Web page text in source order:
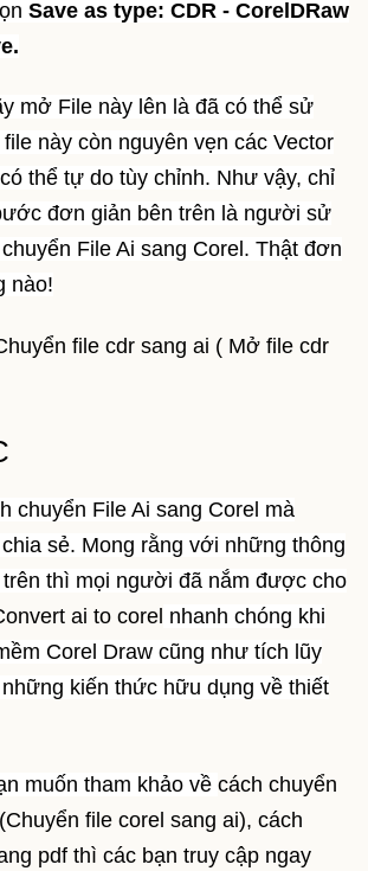
Save as type: CDR - CorelDRaw
mở File này lên là đã có thể sử
này còn nguyên vẹn các Vector
thể tự do tùy chỉnh. Như vậy, chỉ
đơn giản bên trên là người sử
File Ai sang Corel. Thật đơn
nào!
file cdr sang ai ( Mở file cdr
chuyển File Ai sang Corel mà
sẻ. Mong rằng với những thông
thì mọi người đã nắm được cho
ai to corel nhanh chóng khi
Corel Draw cũng như tích lũy
kiến thức hữu dụng về thiết
muốn tham khảo về cách chuyển
file corel sang ai), cách
pdf thì các bạn truy cập ngay